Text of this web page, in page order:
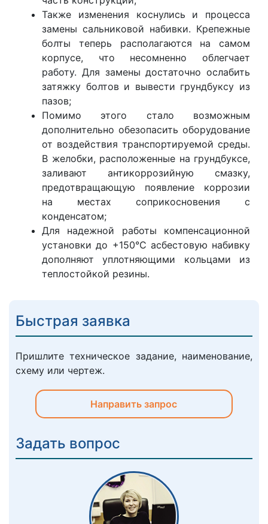
Также изменения коснулись и процесса
замены сальниковой набивки. Крепежные
болты теперь располагаются на самом
корпусе, что несомненно облегчает
работу. Для замены достаточно ослабить
затяжку болтов и вывести грундбуксу из
пазов;
Помимо этого стало возможным
дополнительно обезопасить оборудование
от воздействия транспортируемой среды.
В желобки, расположенные на грундбуксе,
заливают антикоррозийную смазку,
предотвращающую появление коррозии
на местах соприкосновения с
конденсатом;
Для надежной работы компенсационной
установки до +150°С асбестовую набивку
дополняют уплотняющими кольцами из
теплостойкой резины.
Быстрая заявка
Пришлите техническое задание, наименование,
схему или чертеж.
Направить запрос
Задать вопрос